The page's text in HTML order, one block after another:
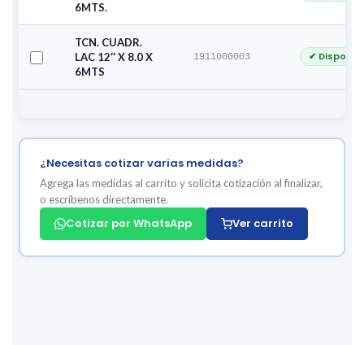
6MTS.
TCN. CUADR.
LAC 12″ X 8.0 X
6MTS
1911000003 ✔
¿Necesitas cotizar varias medidas?
Agrega las medidas al carrito y solicita cotización al finalizar,
o escríbenos directamente.
Cotizar por WhatsApp Ver carrito